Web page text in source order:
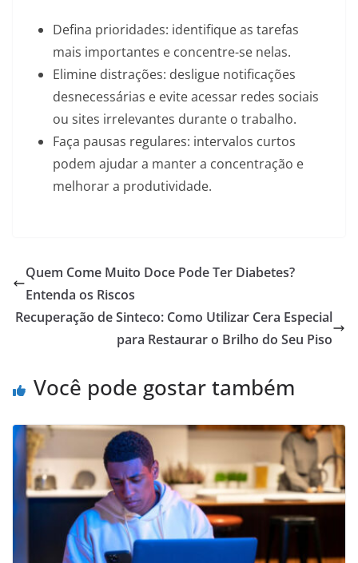
Defina prioridades: identifique as tarefas
mais importantes e concentre-se nelas.
Elimine distrações: desligue notificações
desnecessárias e evite acessar redes sociais
ou sites irrelevantes durante o trabalho.
Faça pausas regulares: intervalos curtos
podem ajudar a manter a concentração e
melhorar a produtividade.
Quem Come Muito Doce Pode Ter Diabetes?
Entenda os Riscos
Recuperação de Sinteco: Como Utilizar Cera Especial
para Restaurar o Brilho do Seu Piso
Você pode gostar também